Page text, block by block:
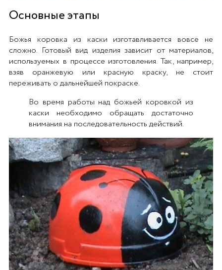
Основные этапы
Божья коровка из каски изготавливается вовсе не
сложно. Готовый вид изделия зависит от материалов,
используемых в процессе изготовления. Так, например,
взяв оранжевую или красную краску, не стоит
переживать о дальнейшей покраске.
Во время работы над божьей коровкой из
каски необходимо обращать достаточно
внимания на последовательность действий.